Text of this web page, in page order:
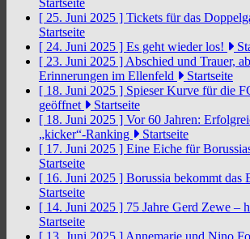
Startseite
[ 25. Juni 2025 ] Tickets für das
Startseite
[ 24. Juni 2025 ] Es geht wieder los!
[ 23. Juni 2025 ] Abschied und Trauer,
Erinnerungen im Ellenfeld
Startseite
[ 18. Juni 2025 ] Spieser Kurve für die
geöffnet
Startseite
[ 18. Juni 2025 ] Vor 60 Jahren:
„kicker“-Ranking
Startseite
[ 17. Juni 2025 ] Eine Eiche für
Startseite
[ 16. Juni 2025 ] Borussia bekommt das
Startseite
[ 14. Juni 2025 ] 75 Jahre Gerd Zewe –
Startseite
[ 13. Juni 2025 ] Annemarie und Nino